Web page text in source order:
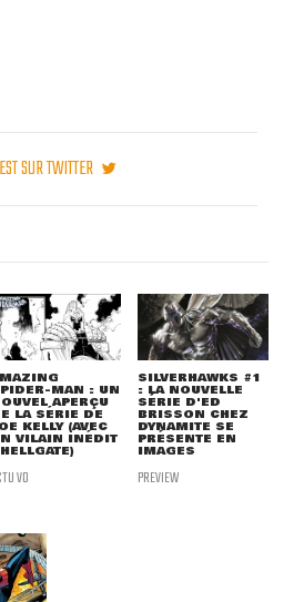
EST SUR TWITTER
MAN : UN
APERÇU
LA SÉRIE DE
KELLY (AVEC
VILAIN INÉDIT
VO
SILVERHAWKS #1
: LA NOUVELLE
SÉRIE D'ED
BRISSON CHEZ
DYNAMITE SE
PRÉSENTE EN
IMAGES
PREVIEW